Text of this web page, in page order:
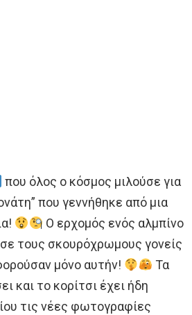
που όλος ο κόσμος μιλούσε για
που γεννήθηκε από μια
Ο ερχομός ενός αλμπίνο
τους σκουρόχρωμους γονείς
μόνο αυτήν!
Τα
και το κορίτσι έχει ήδη
τις νέες φωτογραφίες